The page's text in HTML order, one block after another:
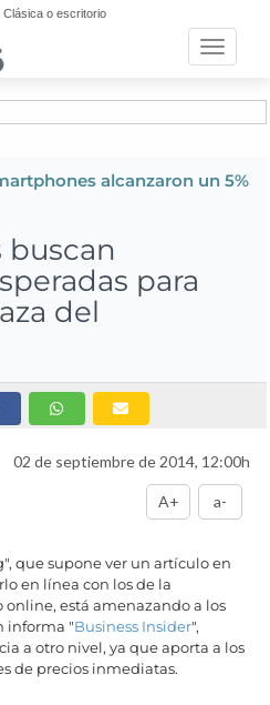
Clásica o escritorio
Toggle
alcanzaron un 5%
buscan
para
del
02 de septiembre de 2014, 12:00h
A+ a-
que supone ver un artículo en
en línea con los de la
está amenazando a los
informa "Business Insider",
a otro nivel, ya que aporta a los
de precios inmediatas.